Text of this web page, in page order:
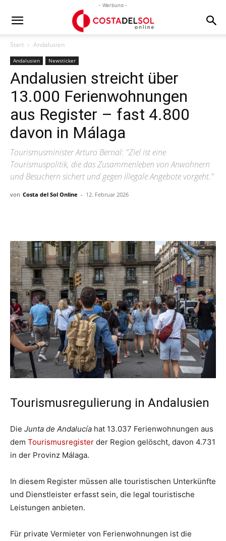
- Werbung -
Start Andalusien
Andalusien Newsticker
Andalusien streicht über
13.000 Ferienwohnungen
aus Register – fast 4.800
davon in Málaga
Tourismusminister Arturo Bernal: "Ziel ist eine
Tourismuspolitik, die das Zusammenleben von Anwohnern
und Besuchern sichert und gegen illegale Angebote vorgeht."
von Costa del Sol Online - 12. Februar 2026
Tourismusregulierung in Andalusien
Die Junta de Andalucía hat 13.037 Ferienwohnungen aus
dem Tourismusregister der Region gelöscht, davon 4.731
in der Provinz Málaga.
In diesem Register müssen alle touristischen Unterkünfte
und Dienstleister erfasst sein, die legal touristische
Leistungen anbieten.
Für private Vermieter von Ferienwohnungen ist die